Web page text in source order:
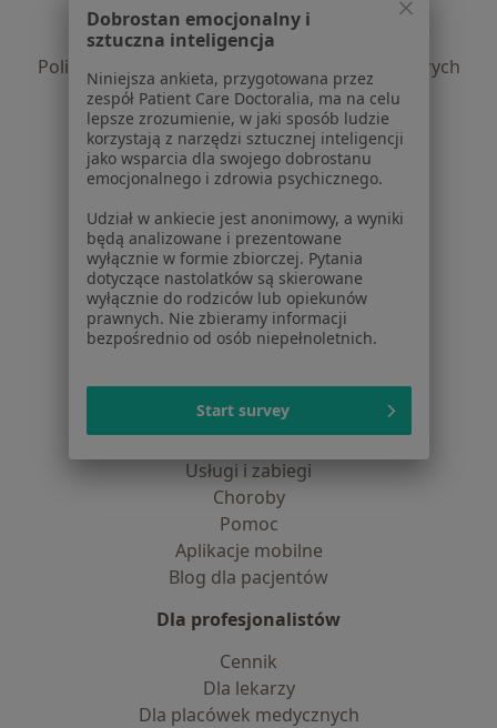
Polityka prywatności pacjentów
Polityka prywatności profesjonalistów
Polityka prywatności dla profesjonalistów, których
dane pozyskaliśmy samodzielnie
Polityka cookies
Jak działają wyniki wyszukiwania
Dostępność
Praca Rekrutujemy!
Partnerzy
Centrum prasowe
Kontakt
Dla pacjentów
Lekarze
Placówki medyczne
Usługi i zabiegi
Choroby
Pomoc
Aplikacje mobilne
Blog dla pacjentów
Dla profesjonalistów
Cennik
Dla lekarzy
Dla placówek medycznych
Dobrostan emocjonalny i
sztuczna inteligencja
Niniejsza ankieta, przygotowana przez
zespół Patient Care Doctoralia, ma na celu
lepsze zrozumienie, w jaki sposób ludzie
korzystają z narzędzi sztucznej inteligencji
jako wsparcia dla swojego dobrostanu
emocjonalnego i zdrowia psychicznego.
Udział w ankiecie jest anonimowy, a wyniki
będą analizowane i prezentowane
wyłącznie w formie zbiorczej. Pytania
dotyczące nastolatków są skierowane
wyłącznie do rodziców lub opiekunów
prawnych. Nie zbieramy informacji
bezpośrednio od osób niepełnoletnich.
Start survey